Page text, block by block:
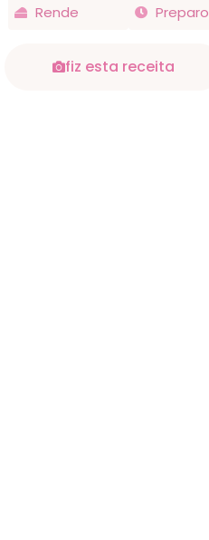
Rende Preparo
fiz esta receita